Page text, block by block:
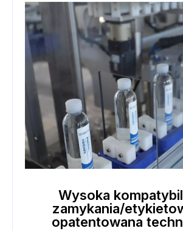
Wysoka
zamykania/
opatentowana